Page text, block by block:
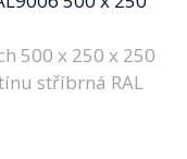
500 x 250 x 250
stříbrná RAL